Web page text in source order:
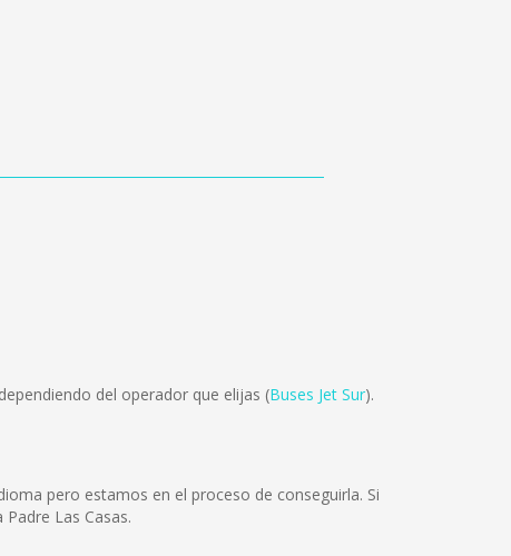
del operador que elijas (Buses Jet Sur).
pero estamos en el proceso de conseguirla. Si
Las Casas.